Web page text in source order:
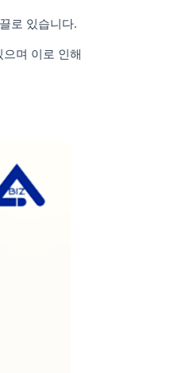
로 있습니다.
며 이로 인해